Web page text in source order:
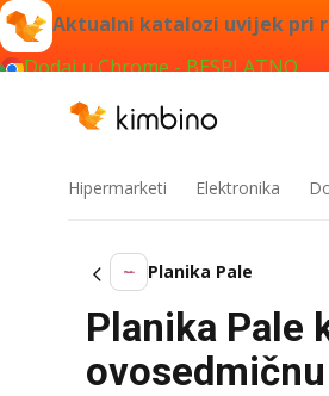
Aktualni katalozi uvijek pri
Dodaj u Chrome - BESPLATNO
Hipermarketi Elektronika
Planika Pale
Planika Pale